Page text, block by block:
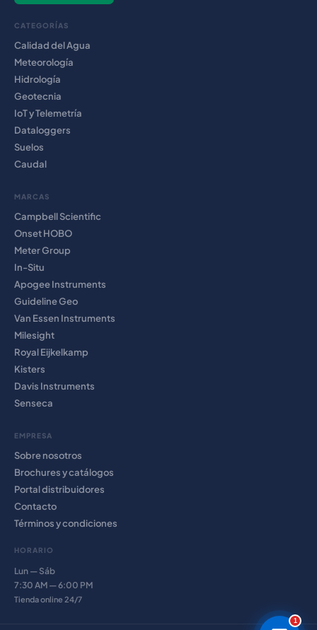
CATEGORÍAS
Calidad del Agua
Meteorología
Hidrología
Geotecnia
IoT y Telemetría
Dataloggers
Suelos
Caudal
MARCAS
Campbell Scientific
Onset HOBO
Meter Group
In-Situ
Apogee Instruments
Guideline Geo
Van Essen Instruments
Milesight
Royal Eijkelkamp
Kisters
Davis Instruments
Senseca
EMPRESA
Sobre nosotros
Brochures y catálogos
Portal distribuidores
Contacto
Términos y condiciones
HORARIO
Lun — Sáb
7:30 AM — 6:00 PM
Tienda online 24/7
1